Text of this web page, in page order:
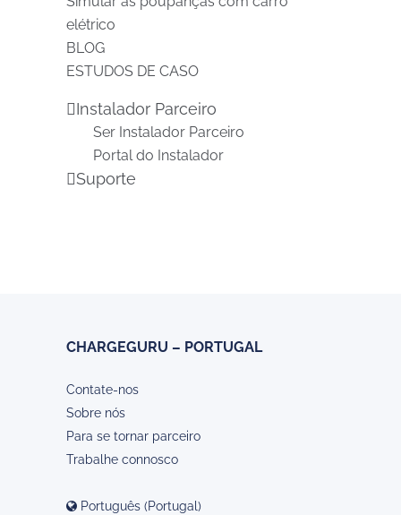
elétrico
BLOG
ESTUDOS DE CASO
Instalador Parceiro
Ser Instalador Parceiro
Portal do Instalador
Suporte
CHARGEGURU – PORTUGAL
Contate-nos
Sobre nós
Para se tornar parceiro
Trabalhe connosco
Português (Portugal)